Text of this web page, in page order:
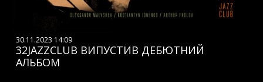
30.11.2023 14:09
32JAZZCLUB ВИПУСТИВ ДЕБЮТНИЙ
АЛЬБОМ